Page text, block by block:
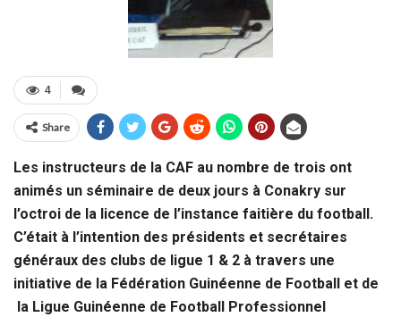
4
Share
Les instructeurs de la CAF au nombre de trois ont
animés un séminaire de deux jours à Conakry sur
l’octroi de la licence de l’instance faitière du football.
C’était à l’intention des présidents et secrétaires
généraux des clubs de ligue 1 & 2 à travers une
initiative de la Fédération Guinéenne de Football et de
la Ligue Guinéenne de Football Professionnel